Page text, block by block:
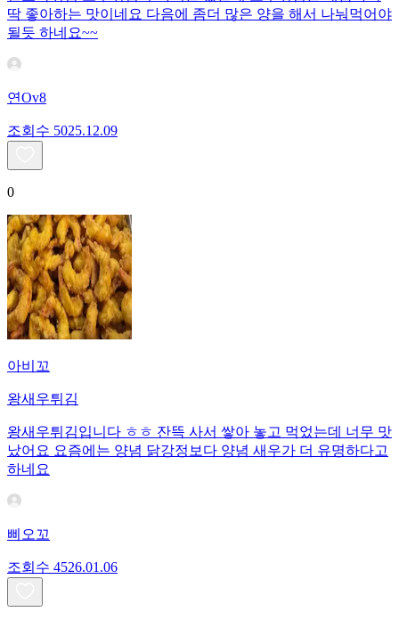
딱 좋아하는 맛이네요 다음에 좀더 많은 양을 해서 나눠먹어야
될듯 하네요~~
연Ov8
조회수 5025.12.09
0
아비꼬
왕새우튀김
왕새우튀김입니다 ㅎㅎ 잔뜩 사서 쌓아 놓고 먹었는데 너무 맛
났어요 요즘에는 양념 닭강정보다 양념 새우가 더 유명하다고
하네요
삐오꼬
조회수 4526.01.06